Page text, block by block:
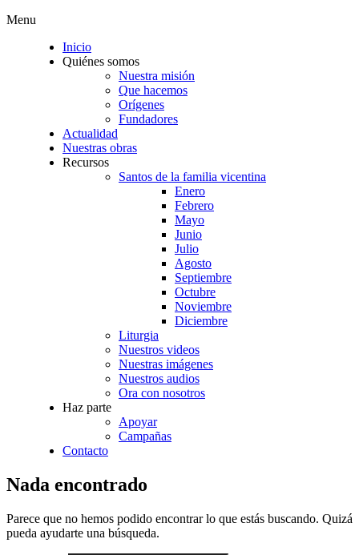
Menu
Inicio
Quiénes somos
Nuestra misión
Que hacemos
Orígenes
Fundadores
Actualidad
Nuestras obras
Recursos
Santos de la familia vicentina
Enero
Febrero
Mayo
Junio
Julio
Agosto
Septiembre
Octubre
Noviembre
Diciembre
Liturgia
Nuestros videos
Nuestras imágenes
Nuestros audios
Ora con nosotros
Haz parte
Apoyar
Campañas
Contacto
Nada encontrado
Parece que no hemos podido encontrar lo que estás buscando. Quizá
pueda ayudarte una búsqueda.